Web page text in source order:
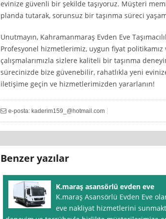
evinize güvenli bir şekilde taşıyoruz. Müşteri
planda tutarak, sorunsuz bir taşınma süreci
Unutmayın, Kahramanmaraş Evden Eve
Profesyonel hizmetlerimiz, uygun fiyat
çalışmalarımızla sizlere kaliteli bir taşınma
sürecinizde bize güvenebilir, rahatlıkla yeni
iletişime geçin ve hizmetlerimizden yararlanın!
e-posta: kaderim159_@hotmail.com
Benzer yazılar
K.maraş asansörlü evden eve
K.maraş Asansörlü Evden Eve
eve nakliyat hizmetlerini